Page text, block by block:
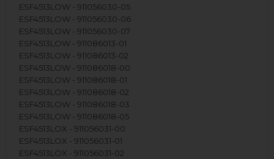
ESF4513LOW - 911056030-05
ESF4513LOW - 911056030-06
ESF4513LOW - 911056030-07
ESF4513LOW - 911086013-01
ESF4513LOW - 911086013-02
ESF4513LOW - 911086018-00
ESF4513LOW - 911086018-01
ESF4513LOW - 911086018-02
ESF4513LOW - 911086018-03
ESF4513LOW - 911086018-05
ESF4513LOX - 911056031-00
ESF4513LOX - 911056031-01
ESF4513LOX - 911056031-02